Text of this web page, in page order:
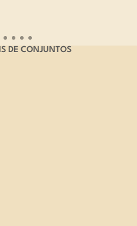
DE CONJUNTOS